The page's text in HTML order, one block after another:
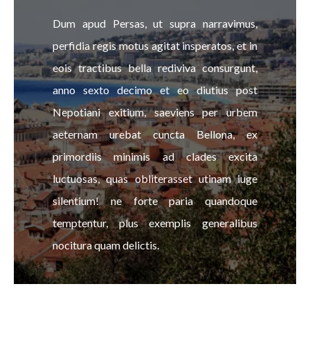
Dum apud Persas, ut supra narravimus,
perfidia regis motus agitat insperatos, et in
eois tractibus bella rediviva consurgunt,
anno sexto decimo et eo diutius post
Nepotiani exitium, saeviens per urbem
aeternam urebat cuncta Bellona, ex
primordiis minimis ad clades excita
luctuosas, quas obliterasset utinam iuge
silentium! ne forte paria quandoque
temptentur, plus exemplis generalibus
nocitura quam delictis.